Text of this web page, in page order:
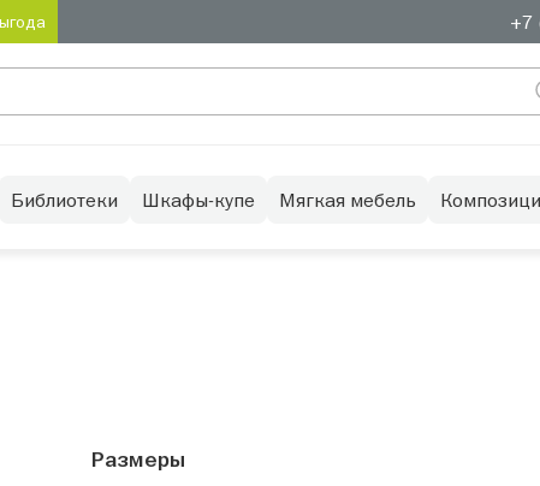
+7
Библиотеки Шкафы-купе Мягкая мебель
Размеры